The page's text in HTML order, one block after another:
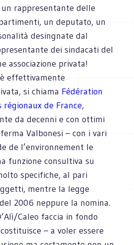
rappresentante delle
un deputato, un
desingnate dal
dei sindacati del
associazione privata!
effettivamente
si chiama Fédération
de France,
da decenni e con ottimi
Valbonesi – con i vari
de l’environnement le
funzione consultiva su
specifiche, al pari
mentre la legge
2006 neppure la nomina.
Caleo faccia in fondo
– a voler essere